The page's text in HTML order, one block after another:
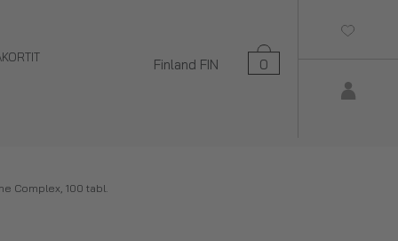
0
Finland FIN
Complex, 100 tabl.